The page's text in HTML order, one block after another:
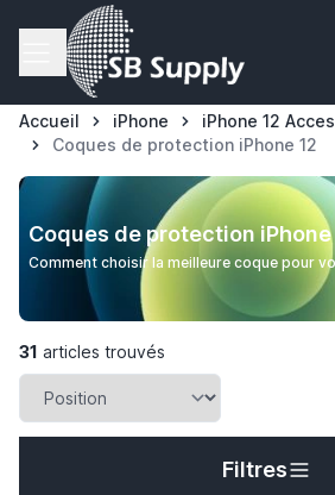
Allez au contenu
Accueil iPhone
iPhone 12
Coques de protection iPhone 12
Coques de protection iPhone
Comment choisir la meilleure coque pour
31 articles trouvés
Filtres